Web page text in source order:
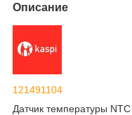
Описание
121491104
Датчик температуры